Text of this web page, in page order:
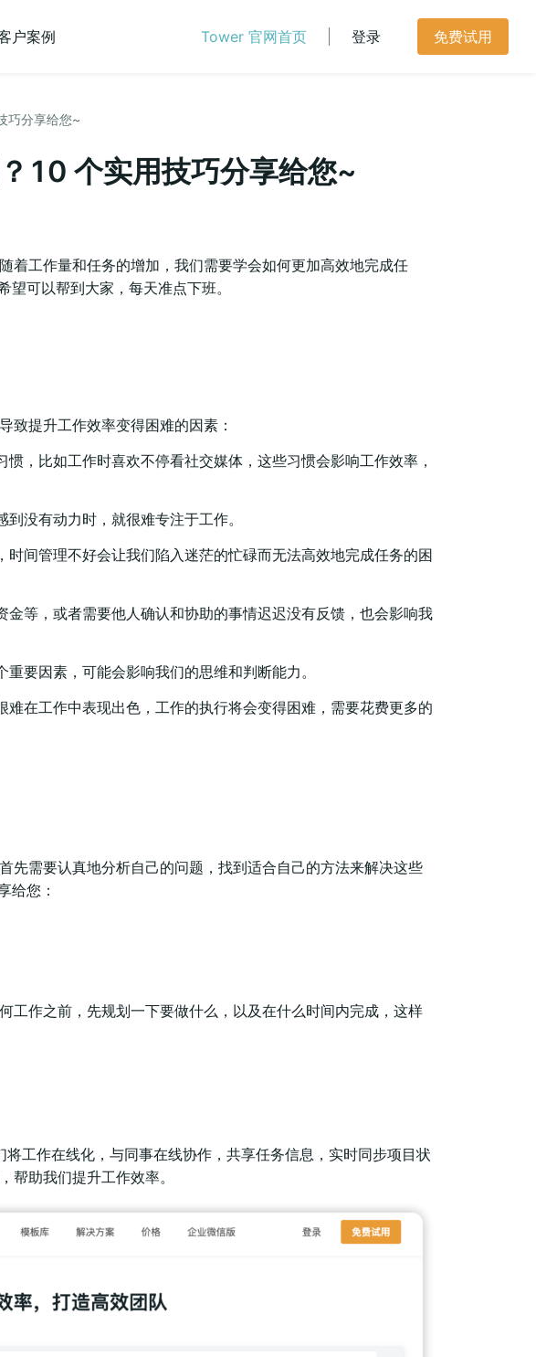
户案例 Tower 官网首页 登录 免费试用
巧分享给您~
10 个实用技巧分享给您~
着工作量和任务的增加，我们需要学会如何更加高效地完成任
可以帮到大家，每天准点下班。
致提升工作效率变得困难的因素：
，比如工作时喜欢不停看社交媒体，这些习惯会影响工作效率，
没有动力时，就很难专注于工作。
时间管理不好会让我们陷入迷茫的忙碌而无法高效地完成任务的困
金等，或者需要他人确认和协助的事情迟迟没有反馈，也会影响我
要因素，可能会影响我们的思维和判断能力。
在工作中表现出色，工作的执行将会变得困难，需要花费更多的
先需要认真地分析自己的问题，找到适合自己的方法来解决这些
给您：
工作之前，先规划一下要做什么，以及在什么时间内完成，这样
将工作在线化，与同事在线协作，共享任务信息，实时同步项目状
帮助我们提升工作效率。